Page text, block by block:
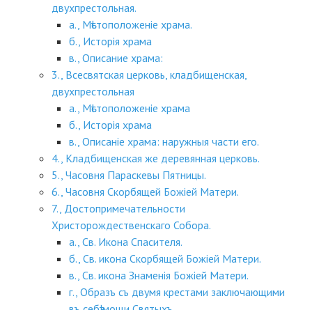
двухпрестольная.
а., Мѣстоположеніе храма.
б., Исторія храма
в., Описание храма:
3., Всесвятская церковь, кладбищенская,
двухпрестольная
а., Мѣстоположеніе храма
б., Исторія храма
в., Описаніе храма: наружныя части его.
4., Кладбищенская же деревянная церковь.
5., Часовня Параскевы Пятницы.
6., Часовня Скорбящей Божіей Матери.
7., Достопримечательности
Христорождественскаго Собора.
а., Св. Икона Спасителя.
б., Св. икона Скорбящей Божіей Матери.
в., Св. икона Знаменія Божіей Матери.
г., Образъ съ двумя крестами заключающими